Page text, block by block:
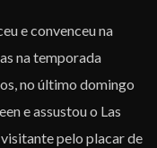
e convenceu na
na temporada
no último domingo
e assustou o Las
pelo placar de